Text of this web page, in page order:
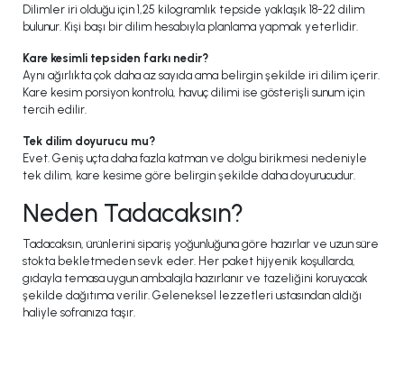
Dilimler iri olduğu için 1,25 kilogramlık tepside yaklaşık 18-22 dilim
bulunur. Kişi başı bir dilim hesabıyla planlama yapmak yeterlidir.
Kare kesimli tepsiden farkı nedir?
Aynı ağırlıkta çok daha az sayıda ama belirgin şekilde iri dilim içerir.
Kare kesim porsiyon kontrolü, havuç dilimi ise gösterişli sunum için
tercih edilir.
Tek dilim doyurucu mu?
Evet. Geniş uçta daha fazla katman ve dolgu birikmesi nedeniyle
tek dilim, kare kesime göre belirgin şekilde daha doyurucudur.
Neden Tadacaksın?
Tadacaksın, ürünlerini sipariş yoğunluğuna göre hazırlar ve uzun süre
stokta bekletmeden sevk eder. Her paket hijyenik koşullarda,
gıdayla temasa uygun ambalajla hazırlanır ve tazeliğini koruyacak
şekilde dağıtıma verilir. Geleneksel lezzetleri ustasından aldığı
haliyle sofranıza taşır.